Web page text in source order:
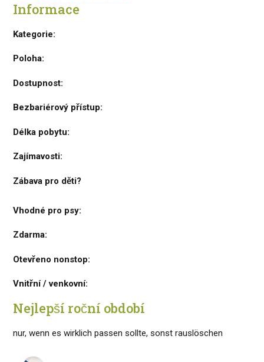
Informace
Kategorie:
Poloha:
Dostupnost:
Bezbariérový přístup:
Délka pobytu:
Zajímavosti:
Zábava pro děti?
Vhodné pro psy:
Zdarma:
Otevřeno nonstop:
Vnitřní / venkovní:
Nejlepší roční období
nur, wenn es wirklich passen sollte, sonst rauslöschen